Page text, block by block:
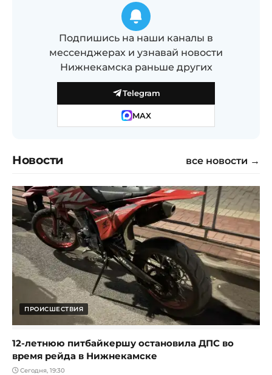
Подпишись на наши каналы в
мессенджерах и узнавай новости
Нижнекамска раньше других
Telegram
MAX
Новости все новости →
ПРОИСШЕСТВИЯ
12-летнюю питбайкершу остановила ДПС во
время рейда в Нижнекамске
Сегодня, 19:30